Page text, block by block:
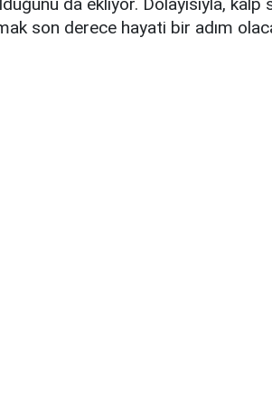
da ekliyor. Dolayısıyla, kalp
son derece hayati bir adım